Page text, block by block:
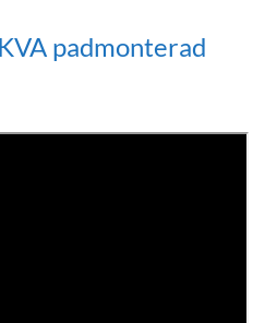
padmonterad